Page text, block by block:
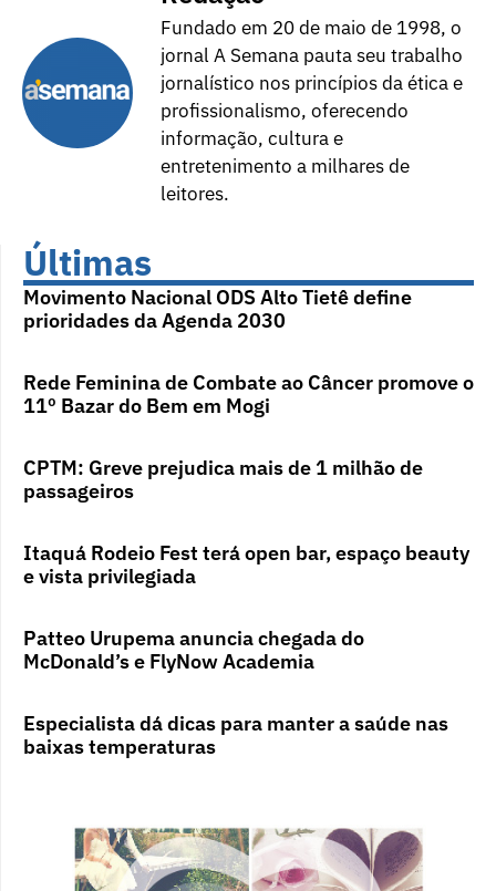
Fundado em 20 de maio de 1998, o
jornal A Semana pauta seu trabalho
jornalístico nos princípios da ética e
profissionalismo, oferecendo
informação, cultura e
entretenimento a milhares de
leitores.
Últimas
Movimento Nacional ODS Alto Tietê define
prioridades da Agenda 2030
Rede Feminina de Combate ao Câncer promove o
11º Bazar do Bem em Mogi
CPTM: Greve prejudica mais de 1 milhão de
passageiros
Itaquá Rodeio Fest terá open bar, espaço beauty
e vista privilegiada
Patteo Urupema anuncia chegada do
McDonald’s e FlyNow Academia
Especialista dá dicas para manter a saúde nas
baixas temperaturas